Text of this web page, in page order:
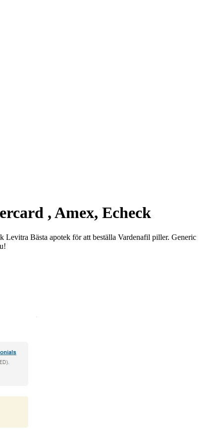
, Amex, Echeck
Levitra Bästa apotek för att beställa Vardenafil piller. Generic